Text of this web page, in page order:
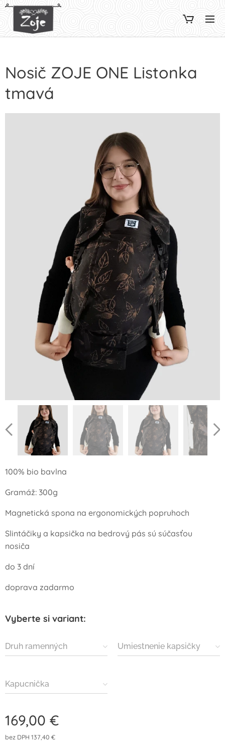
Nosič ZOJE ONE Listonka
tmavá
100% bio bavlna
Gramáž: 300g
Magnetická spona na ergonomických popruhoch
Slintáčiky a kapsička na bedrový pás sú súčasťou
nosiča
do 3 dní
doprava zadarmo
Vyberte si variant:
Druh ramenných
Umiestnenie kapsičky
Kapucnička
169,00 €
bez DPH 137,40 €